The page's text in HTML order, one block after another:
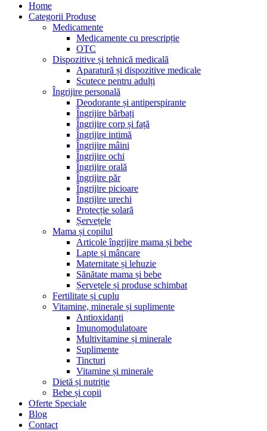
Home
Categorii Produse
Medicamente
Medicamente cu prescripție
OTC
Dispozitive și tehnică medicală
Aparatură și dispozitive medicale
Scutece pentru adulți
Îngrijire personală
Deodorante și antiperspirante
Îngrijire bărbați
Îngrijire corp și față
Îngrijire intimă
Îngrijire mâini
Îngrijire ochi
Îngrijire orală
Îngrijire păr
Îngrijire picioare
Îngrijire urechi
Protecție solară
Șervețele
Mama și copilul
Articole îngrijire mama și bebe
Lapte și mâncare
Maternitate și lehuzie
Sănătate mama și bebe
Șervețele și produse schimbat
Fertilitate și cuplu
Vitamine, minerale și suplimente
Antioxidanți
Imunomodulatoare
Multivitamine și minerale
Suplimente
Tincturi
Vitamine și minerale
Dietă și nutriție
Bebe și copii
Oferte Speciale
Blog
Contact